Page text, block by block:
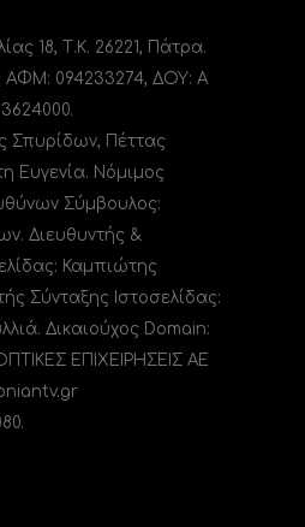
18, Τ.Κ. 26221, Πάτρα.
ΑΦΜ: 094233274, ΔΟΥ: A
Σπυρίδων, Πέττας
Ευγενία. Νόμιμος
Σύμβουλος:
Διευθυντής &
Καμπιώτης
Σύνταξης Ιστοσελίδας:
Δικαιούχος Domain:
ΕΠΙΧΕΙΡΗΣΕΙΣ ΑΕ